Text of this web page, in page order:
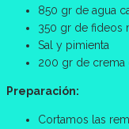
850 gr de agua
350 gr de fideos
Sal y pimienta
200 gr de crema
Preparación:
Cortamos las